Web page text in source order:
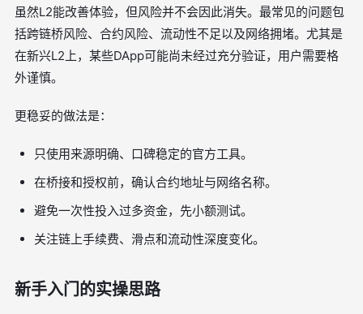
虽然L2能改善体验，但风险并不会因此消失。最常见的问题包
括跨链桥风险、合约风险、流动性不足以及网络拥堵。尤其是
在新兴L2上，某些DApp可能尚未经过充分验证，用户需要格
外谨慎。
更稳妥的做法是：
只使用来源明确、口碑稳定的官方工具。
在桥接和授权前，确认合约地址与网络名称。
避免一次性投入过多资金，先小额测试。
关注链上手续费、滑点和流动性深度变化。
新手入门的实操思路